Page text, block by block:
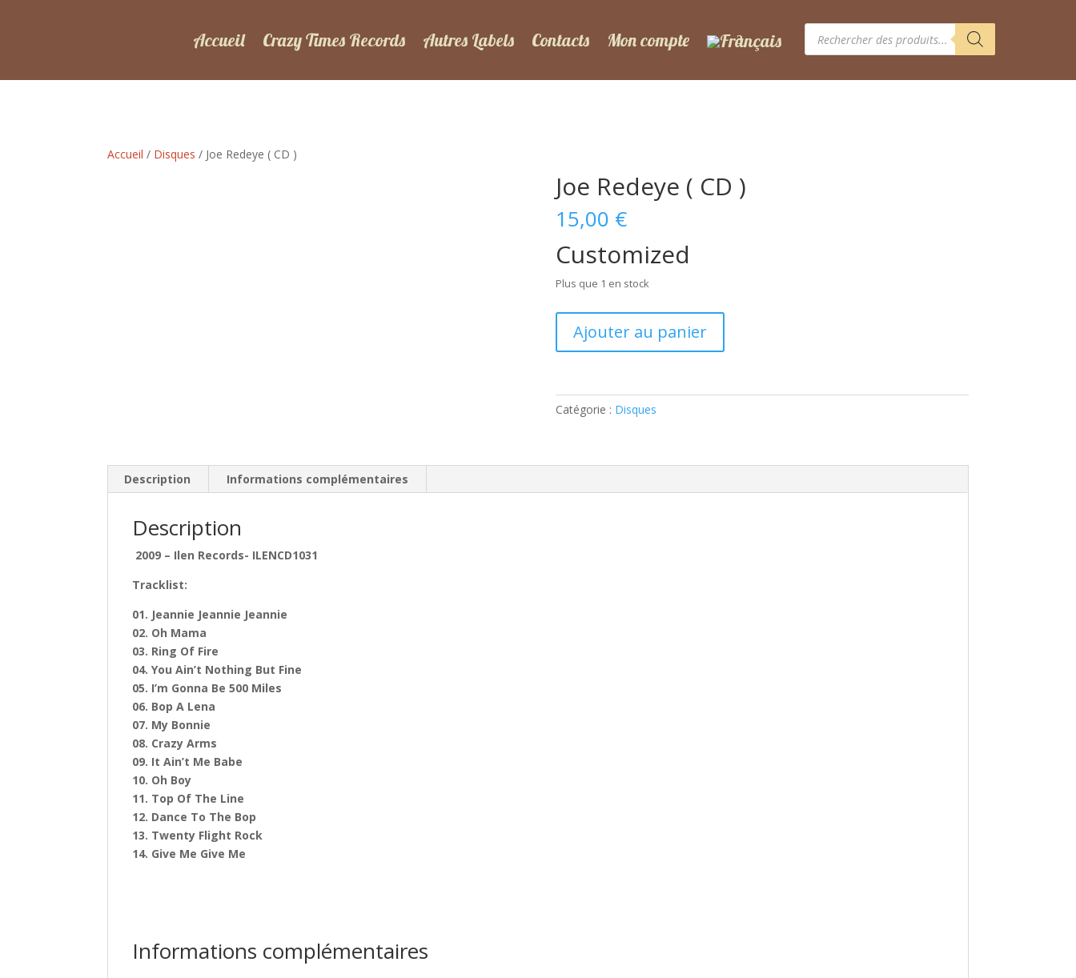
Accueil Crazy Times Records Autres Labels Contacts Mon compte
Recherche
produits
Accueil / Disques / Joe Redeye ( CD )
Joe Redeye ( CD )
15,00 €
Customized
Plus que 1 en stock
Joe
(
CD
Ajouter au panier
Catégorie : Disques
Description Informations complémentaires
Description
2009 – Ilen Records- ILENCD1031
Tracklist:
01. Jeannie Jeannie Jeannie
02. Oh Mama
03. Ring Of Fire
04. You Ain’t Nothing But Fine
05. I’m Gonna Be 500 Miles
06. Bop A Lena
07. My Bonnie
08. Crazy Arms
09. It Ain’t Me Babe
10. Oh Boy
11. Top Of The Line
12. Dance To The Bop
13. Twenty Flight Rock
14. Give Me Give Me
Informations complémentaires